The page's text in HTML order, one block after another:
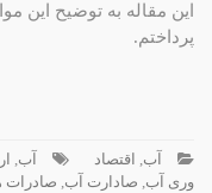
این مقاله به توضیح این
پرداختم.
آب اقتصاد آب
وری آب صادارت آب صادرات